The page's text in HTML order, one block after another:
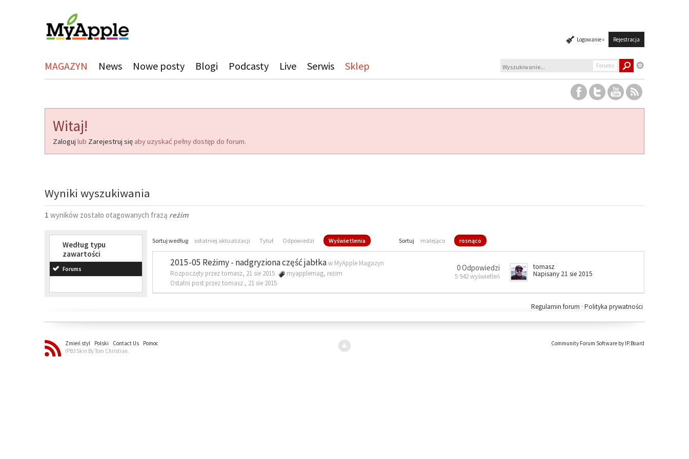
Logowanie » Rejestracja
MAGAZYN News Nowe posty Blogi Podcasty Live Serwis Sklep Forums
Witaj!
Zaloguj lub Zarejestruj się aby uzyskać pełny dostęp do forum.
Wyniki wyszukiwania
1 wyników zostało otagowanych frazą reżim
Według typu
zawartości
Forums
Sortuj według ostatniej aktualizacji Tytuł Odpowiedzi Wyświetlenia Sortuj malejąco rosnąco
2015-05 Reżimy - nadgryziona część jabłkaw MyApple Magazyn
Rozpoczęty przez tomasz, 21 sie 2015
myapplemag, reżim
Ostatni post przez tomasz , 21 sie 2015
0 Odpowiedzi
5 942 wyświetleń
tomasz
Napisany 21 sie 2015
Polityka prywatności
Regulamin forum ·
Zmień styl Polski Contact Us
Pomoc
IPB3 Skin By Tom Christian.
Community Forum Software by IP.Board